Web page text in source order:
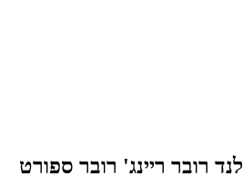
לנד רובר ריינג' רובר ספורט